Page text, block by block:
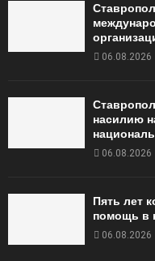
06.08.2026
насилию
06.08.2026
Пять лет
помощь в
06.08.2026